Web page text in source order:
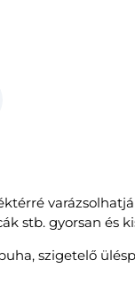
stb. gyorsan és
szigetelő